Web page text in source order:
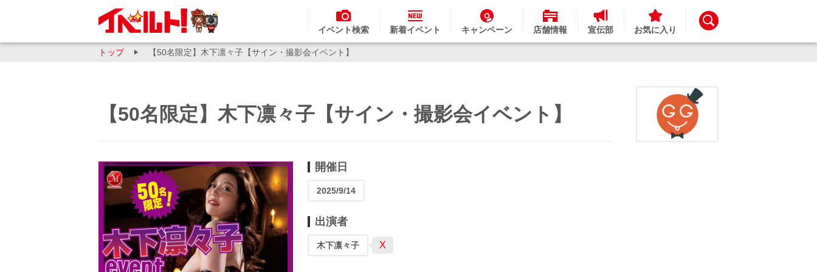
イベント検索 新着イベント キャンペーン 店舗情報 宣伝部 お気に入り
トップ 【50名限定】木下凛々子【サイン・撮影会イベント】
【50名限定】木下凛々子【サイン・撮影会イベント】
開催日
2025/9/14
出演者
木下凛々子 X